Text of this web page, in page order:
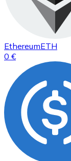
EthereumETH
0 €